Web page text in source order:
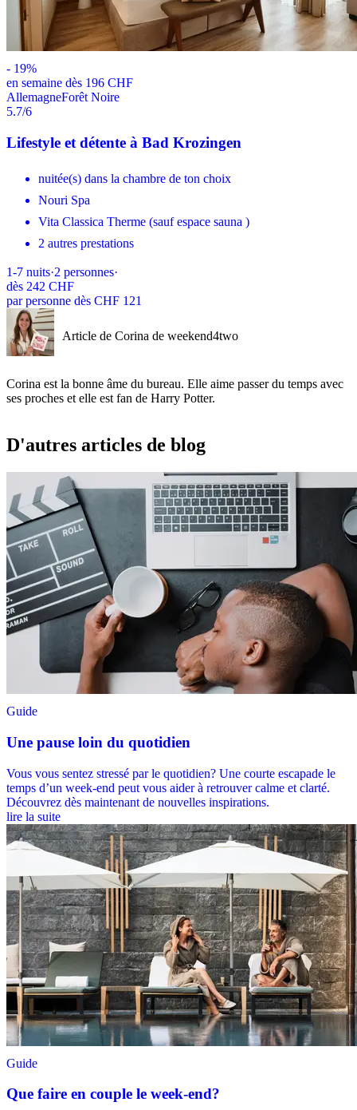
- 19%
en semaine dès 196 CHF
AllemagneForêt Noire
5.7/6
Lifestyle et détente à Bad Krozingen
nuitée(s) dans la chambre de ton choix
Nouri Spa
Vita Classica Therme (sauf espace sauna )
2 autres prestations
1-7 nuits·2 personnes·
dès 242 CHF
par personne dès CHF 121
Article de Corina de weekend4two
Corina est la bonne âme du bureau. Elle aime passer du temps avec
ses proches et elle est fan de Harry Potter.
D'autres articles de blog
Guide
Une pause loin du quotidien
Vous vous sentez stressé par le quotidien? Une courte escapade le
temps d’un week-end peut vous aider à retrouver calme et clarté.
Découvrez dès maintenant de nouvelles inspirations.
lire la suite
Guide
Que faire en couple le week-end?